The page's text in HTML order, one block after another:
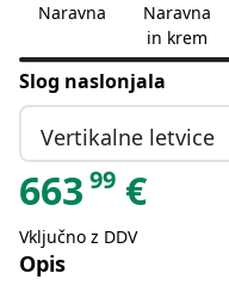
Naravna
Naravna
in krem
Slog naslonjala
Vertikalne letvice
663 99 €
Vključno z DDV
Opis